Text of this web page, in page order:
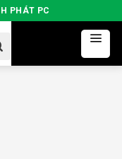
PHÁT PC